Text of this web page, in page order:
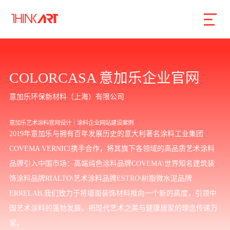
行业 智库 关于 联系
数字产品研发
SEO搜索引擎优化
品牌形象设计
外贸独立站
COLORCASA 意加乐企业官网
意加乐环保新材料（上海）有限公司
意加乐艺术涂料官网设计｜涂料企业网站建设案例
2019年意加乐与拥有百年发展历史的意大利著名涂料工业集团
COVEMA VERNICI携手合作，将其旗下各领域的高品质艺术涂料
品牌引入中国市场：高端纯色涂料品牌COVEMA\世界知名建筑装
饰涂料品牌RIALTO\艺术涂料品牌ESTRO\树脂微水泥品牌
ERRELAB,我们致力于将墙面装饰材料推向一个新的高度，引领中
国艺术涂料的蓬勃发展。把现代艺术之美与健康居家的理念传递万
家。